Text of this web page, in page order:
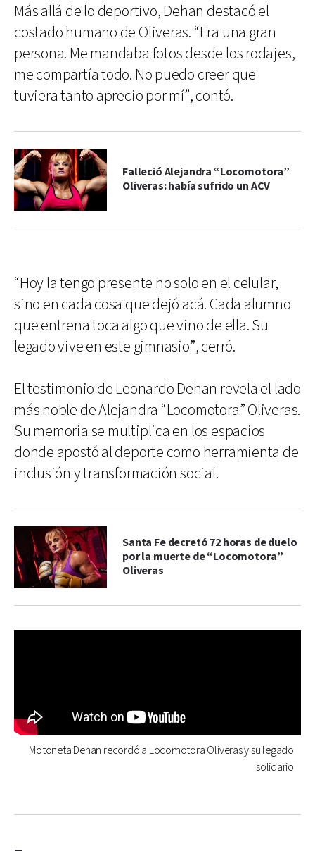
Más allá de lo deportivo, Dehan destacó el
costado humano de Oliveras. “Era una gran
persona. Me mandaba fotos desde los rodajes,
me compartía todo. No puedo creer que
tuviera tanto aprecio por mí”, contó.
Falleció Alejandra “Locomotora”
Oliveras: había sufrido un ACV
“Hoy la tengo presente no solo en el celular,
sino en cada cosa que dejó acá. Cada alumno
que entrena toca algo que vino de ella. Su
legado vive en este gimnasio”, cerró.
El testimonio de Leonardo Dehan revela el lado
más noble de Alejandra “Locomotora” Oliveras.
Su memoria se multiplica en los espacios
donde apostó al deporte como herramienta de
inclusión y transformación social.
Santa Fe decretó 72 horas de duelo
por la muerte de “Locomotora”
Oliveras
Motoneta Dehan recordó a Locomotora Oliveras y su legado
solidario